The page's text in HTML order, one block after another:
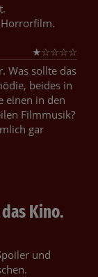
Horrorfilm.
★☆☆☆☆
Was sollte das
beides in
einen in den
Filmmusik?
gar
Kino.
und